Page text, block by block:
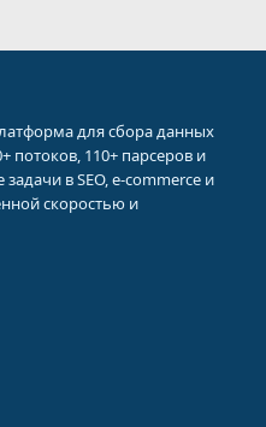
для сбора данных
110+ парсеров и
в SEO, e-commerce и
скоростью и